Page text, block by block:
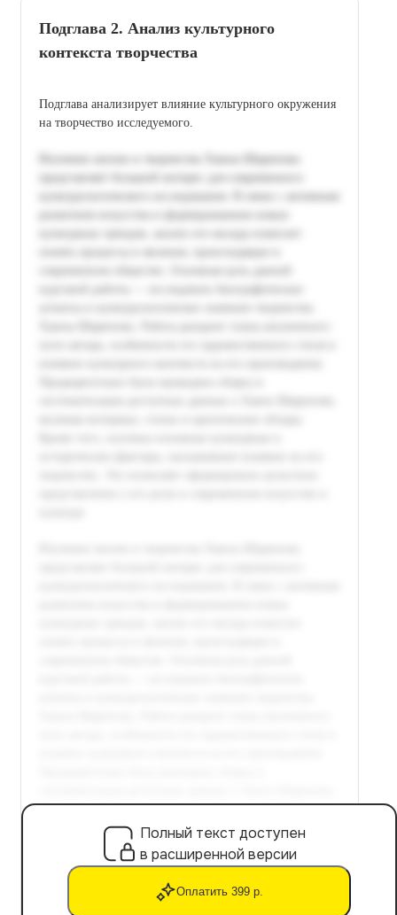
Подглава 2. Анализ культурного
контекста творчества
Подглава анализирует влияние культурного окружения
на творчество исследуемого.
Полный текст доступен
в расширенной версии
Оплатить 399 р.